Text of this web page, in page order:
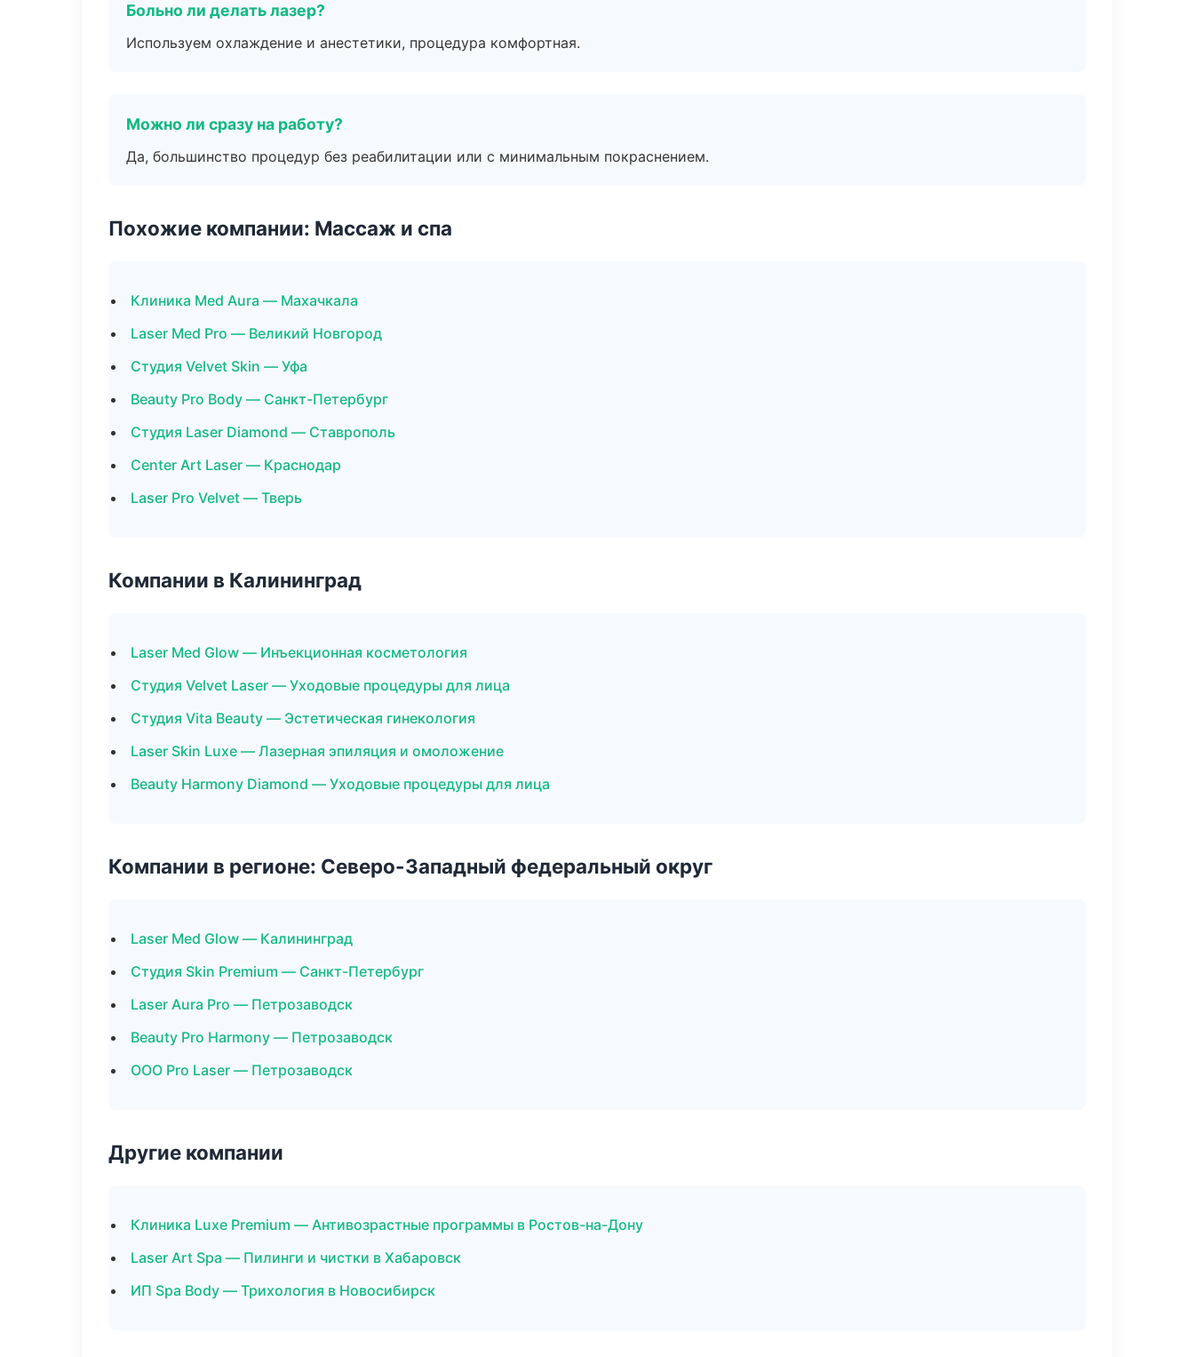
Больно ли делать лазер?
Используем охлаждение и анестетики, процедура комфортная.
Можно ли сразу на работу?
Да, большинство процедур без реабилитации или с минимальным покраснением.
Похожие компании: Массаж и спа
Клиника Med Aura — Махачкала
Laser Med Pro — Великий Новгород
Студия Velvet Skin — Уфа
Beauty Pro Body — Санкт-Петербург
Студия Laser Diamond — Ставрополь
Center Art Laser — Краснодар
Laser Pro Velvet — Тверь
Компании в Калининград
Laser Med Glow — Инъекционная косметология
Студия Velvet Laser — Уходовые процедуры для лица
Студия Vita Beauty — Эстетическая гинекология
Laser Skin Luxe — Лазерная эпиляция и омоложение
Beauty Harmony Diamond — Уходовые процедуры для лица
Компании в регионе: Северо-Западный федеральный округ
Laser Med Glow — Калининград
Студия Skin Premium — Санкт-Петербург
Laser Aura Pro — Петрозаводск
Beauty Pro Harmony — Петрозаводск
ООО Pro Laser — Петрозаводск
Другие компании
Клиника Luxe Premium — Антивозрастные программы в Ростов-на-Дону
Laser Art Spa — Пилинги и чистки в Хабаровск
ИП Spa Body — Трихология в Новосибирск